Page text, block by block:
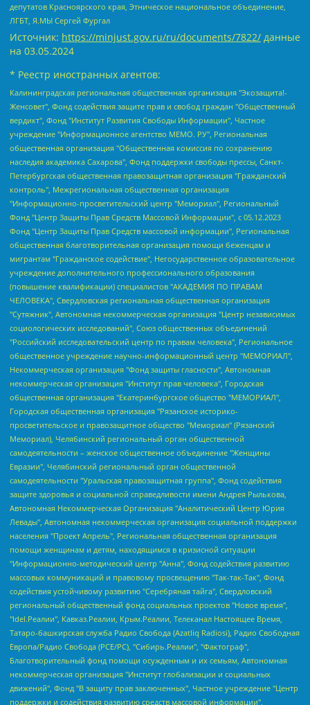
депутатов Красноярского края, Этническое национальное объединение,
ЛГБТ, Я.МЫ Сергей Фургал
Источник: https://minjust.gov.ru/ru/documents/7822/ данные
на 03.05.2024
* Реестр иностранных агентов:
Калининградская региональная общественная организация "Экозащита!-Женсовет", Фонд содействия защите прав и свобод граждан "Общественный вердикт", Фонд "Институт Развития Свободы Информации", Частное учреждение "Информационное агентство МЕМО. РУ", Региональная общественная организация "Общественная комиссия по сохранению наследия академика Сахарова", Фонд поддержки свободы прессы, Санкт-Петербургская общественная правозащитная организация "Гражданский контроль", Межрегиональная общественная организация "Информационно-просветительский центр "Мемориал", Региональный Фонд "Центр Защиты Прав Средств Массовой Информации", с 05.12.2023 Фонд "Центр Защиты Прав Средств массовой информации", Региональная общественная благотворительная организация помощи беженцам и мигрантам "Гражданское содействие", Негосударственное образовательное учреждение дополнительного профессионального образования (повышение квалификации) специалистов "АКАДЕМИЯ ПО ПРАВАМ ЧЕЛОВЕКА", Свердловская региональная общественная организация "Сутяжник", Автономная некоммерческая организация "Центр независимых социологических исследований", Союз общественных объединений "Российский исследовательский центр по правам человека", Региональное общественное учреждение научно-информационный центр "МЕМОРИАЛ", Некоммерческая организация "Фонд защиты гласности", Автономная некоммерческая организация "Институт прав человека", Городская общественная организация "Екатеринбургское общество "МЕМОРИАЛ", Городская общественная организация "Рязанское историко-просветительское и правозащитное общество "Мемориал" (Рязанский Мемориал), Челябинский региональный орган общественной самодеятельности – женское общественное объединение "Женщины Евразии", Челябинский региональный орган общественной самодеятельности "Уральская правозащитная группа", Фонд содействия защите здоровья и социальной справедливости имени Андрея Рылькова, Автономная Некоммерческая Организация "Аналитический Центр Юрия Левады", Автономная некоммерческая организация социальной поддержки населения "Проект Апрель", Региональная общественная организация помощи женщинам и детям, находящимся в кризисной ситуации "Информационно-методический центр "Анна", Фонд содействия развитию массовых коммуникаций и правовому просвещению "Так-так-Так", Фонд содействия устойчивому развитию "Серебряная тайга", Свердловский региональный общественный фонд социальных проектов "Новое время", "Idel.Реалии", Кавказ.Реалии, Крым.Реалии, Телеканал Настоящее Время, Татаро-башкирская служба Радио Свобода (Azatliq Radiosi), Радио Свободная Европа/Радио Свобода (PCE/PC), "Сибирь.Реалии", "Фактограф", Благотворительный фонд помощи осужденным и их семьям, Автономная некоммерческая организация "Институт глобализации и социальных движений", Фонд "В защиту прав заключенных", Частное учреждение "Центр поддержки и содействия развитию средств массовой информации", Пензенский региональный общественный благотворительный фонд "Гражданский союз", "Север.Реалии", Некоммерческая организация Фонд "Правовая инициатива", Общество с ограниченной ответственностью "Радио Свободная Европа/Радио Свобода", Чешское информационное агентство "MEDIUM-ORIENT", Красноярская региональная общественная организация "Мы против СПИДа", Камалягин Денис Николаевич, Маркелов Сергей Евгеньевич, Пономарев Лев Александрович, Савицкая Людмила Алексеевна, Автономная некоммерческая организация "Центр по работе с проблемой насилия "НАСИЛИЮ.НЕТ", Межрегиональный профессиональный союз работников здравоохранения "Альянс врачей", Юридическое лицо, зарегистрированное в Латвийской Республике, SIA "Medusa Project" (регистрационный номер 40103797863, дата регистрации 10.06.2014), Некоммерческая организация "Фонд по борьбе с коррупцией", Автономная некоммерческая организация "Институт права и публичной политики", Баданин Роман Сергеевич, Гликин Максим Александрович, Железнова Мария Михайловна, Лукьянова Юлия Сергеевна, Маетная Елизавета Витальевна, Маняхин Петр Борисович, Чуракова Ольга Владимировна, Ярош Юлия Петровна, Юридическое лицо "The Insider SIA", зарегистрированное в Риге, Латвийская Республика (дата регистрации 26.06.2015), являющееся администратором доменного имени интернет-издания "The Insider SIA", https://theins.ru, Постернак Алексей Евгеньевич, Рубин Михаил Аркадьевич, Анин Роман Александрович, Юридическое лицо Istories fonds, зарегистрированное в Латвийской Республике (регистрационный номер 50008295751, дата регистрации 24.02.2020), Великовский Дмитрий Александрович, Долинина Ирина Николаевна, Мароховская Алеся Алексеевна, Шлейнов Роман Юрьевич, Шмагун Олеся Валентиновна, Общество с ограниченной ответственностью "Альтаир 2021", Общество с ограниченной ответственностью "Вега 2021", Общество с ограниченной ответственностью "Главный редактор 2021", Общество с ограниченной ответственностью "Ромашки монолит", Важенков Артем Валерьевич, Ивановская областная общественная организация "Центр гендерных исследований", Гурман Юрий Альбертович, Медиапроект "ОВД-Инфо", Егоров Владимир Владимирович, Жилинский Владимир Александрович, Общество с ограниченной ответственностью "ЗП", Иванова София Юрьевна, Карезина Инна Павловна, Кильтау Екатерина Викторовна, Петров Алексей Викторович, Пискунов Сергей Евгеньевич, Смирнов Сергей Сергеевич, Тихонов Михаил Сергеевич, Общество с ограниченной ответственностью "ЖУРНАЛИСТ-ИНОСТРАННЫЙ АГЕНТ", Арапова Галина Юрьевна, Вольтская Татьяна Анатольевна, Американская компания "Mason G.E.S. Anonymous Foundation" (США), являющаяся владельцем интернет-издания https://mnews.world/, Компания "Stichting Bellingcat", зарегистрированная в Нидерландах (дата регистрации 11.07.2018), Захаров Андрей Вячеславович, Клепиковская Екатерина Дмитриевна, Общество с ограниченной ответственностью "МЕМО", Перл Роман Александрович, Симонов Евгений Алексеевич, Соловьева Елена Анатольевна, Сотников Даниил Владимирович, Сурначева Елизавета Дмитриевна, Автономная некоммерческая организация по защите прав человека и информированию населения "Якутия – Наше Мнение", Общество с ограниченной ответственностью "Москоу диджитал медиа", с 26.01.2023 Общество с ограниченной ответственностью "Чайка Белые сады", Ветошкина Валерия Валерьевна, Заговора Максим Александрович, Межрегиональное общественное движение "Российская ЛГБТ - сеть", Оленичев Максим Владимирович, Павлов Иван Юрьевич, Скворцова Елена Сергеевна, Общество с ограниченной ответственностью "Как бы инагент", Кочетков Игорь Викторович, Общество с ограниченной ответственностью "Честные выборы", Еланчик Олег Александрович, Общество с ограниченной ответственностью "Нобелевский призыв", Гималова Регина Эмилевна, Григорьев Андрей Валерьевич, Григорьева Алина Александровна, Ассоциация по содействию защите прав призывников, альтернативнослужащих и военнослужащих "Правозащитная группа "Гражданин.Армия.Право", Хисамова Регина Фаритовна, Автономная некоммерческая организация по реализации социально-правовых программ "Лилит", Дальневосточное общественное движение "Маяк", Санкт-Петербургская ЛГБТ-инициативная группа "Выход", Инициативная группа ЛГБТ+ "Реверс", Алексеев Андрей Викторович, Бекбулатова Таисия Львовна, Беляев Иван Михайлович, Владыкина Елена Сергеевна, Гельман Марат Александрович, Никульшина Вероника Юрьевна, Толоконникова Надежда Андреевна, Шендерович Виктор Анатольевич, Общество с ограниченной ответственностью "Данное сообщение", Общество с ограниченной ответственностью Издательский дом "Новая глава", Айнбиндер Александра Александровна, Московский комьюнити-центр для ЛГБТ+инициатив, Благотворительный фонд развития филантропии, Deutsche Welle (Германия, Kurt-Schumacher-Strasse 3, 53113 Bonn), Борзунова Мария Михайловна, Воробьев Виктор Викторович, Голубева Анна Львовна, Константинова Алла Михайловна, Малкова Ирина Владимировна, Мурадов Мурад Абдулгалимович, Осетинская Елизавета Николаевна, Понасенков Евгений Николаевич, Ганапольский Матвей Юрьевич, Киселев Евгений Алексеевич, Борухович Ирина Григорьевна, Дремин Иван Тимофеевич, Дубровский Дмитрий Викторович, Красноярская региональная общественная организация поддержки и развития альтернативных образовательных технологий и межкультурных коммуникаций "ИНТЕРРА", Маяковская Екатерина Алексеевна, Фейгин Марк Захарович, Филимонов Андрей Викторович, Дзугкоева Регина Николаевна, Доброхотов Роман Александрович, Дудь Юрий Александрович, Елкин Сергей Владимирович, Кругликов Кирилл Игоревич, Сабунаева Мария Леонидовна, Семенов Алексей Владимирович, Шаинян Карен Багратович, Шульман Екатерина Михайловна, Асафьев Артур Валерьевич, Вахштайн Виктор Семенович, Венедиктов Алексей Алексеевич, Лушникова Екатерина Евгеньевна, Волков Леонид Михайлович, Невзоров Александр Глебович, Пархоменко Сергей Борисович, Сироткин Ярослав Николаевич, Кара-Мурза Владимир Владимирович, Баранова Наталья Владимировна, Гозман Леонид Яковлевич, Кагарлицкий Борис Юльевич, Климарев Михаил Валерьевич, Милов Владимир Станиславович, Автономная некоммерческая организация Краснодарский центр современного искусства "Типография", Моргенштерн Алишер Тагирович, Соболь Любовь Эдуардовна, Общество с ограниченной ответственностью "ЛИЗА НОРМ", Каспаров Гарри Кимович, Ходорковский Михаил Борисович, Общество с ограниченной ответственностью "Апрельские тезисы", Данилович Ирина Брониславовна, Кашин Олег Владимирович, Петров Николай Владимирович, Пивоваров Алексей Владимирович, Соколов Михаил Владимирович, Цветкова Юлия Владимировна, Чичваркин Евгений Александрович, Комитет против пыток/Команда против пыток, Общество с ограниченной ответственностью "Первый научный", Общество с ограниченной ответственностью "Вертолет и ко", Белоцерковская Вероника Борисовна, Кац Максим Евгеньевич, Лазарева Татьяна Юрьевна, Шаведдинов Руслан Табризович, Яшин Илья Валерьевич, Общество с ограниченной ответственностью "Иноагент ААВ", Алешковский Дмитрий Петрович, Альбац Евгения Марковна, Быков Дмитрий Львович, Галямина Юлия Евгеньевна, Лойко Сергей Леонидович, Мартынов Кирилл Константинович, Медведев Сергей Александрович, Крашенинников Федор Геннадиевич, Гордеева Катерина Вл